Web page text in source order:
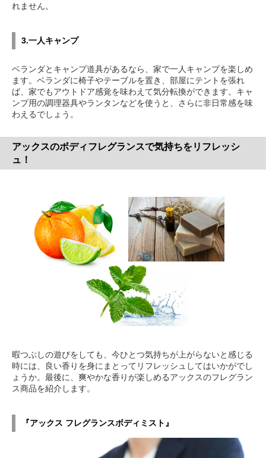
れません。
3.一人キャンプ
ベランダとキャンプ道具があるなら、家で一人キャンプを楽しめ
ます。ベランダに椅子やテーブルを置き、部屋にテントを張れ
ば、家でもアウトドア感覚を味わえて気分転換ができます。キャ
ンプ用の調理器具やランタンなどを使うと、さらに非日常感を味
わえるでしょう。
アックスのボディフレグランスで気持ちをリフレッシ
ュ！
暇つぶしの遊びをしても、今ひとつ気持ちが上がらないと感じる
時には、良い香りを身にまとってリフレッシュしてはいかがでし
ょうか。最後に、爽やかな香りが楽しめるアックスのフレグラン
ス商品を紹介します。
『アックス フレグランスボディミスト』